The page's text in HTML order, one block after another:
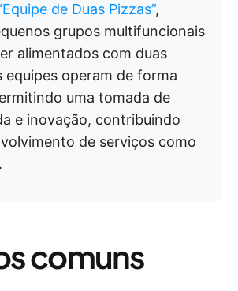
de Duas Pizzas”,
grupos multifuncionais
alimentados com duas
equipes operam de forma
uma tomada de
e inovação, contribuindo
de serviços como
comuns